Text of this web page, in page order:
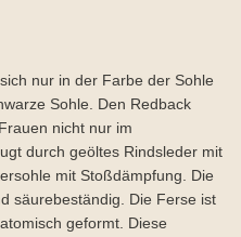
nur in der Farbe der Sohle
Sohle. Den Redback
nicht nur im
durch geöltes Rindsleder mit
mit Stoßdämpfung. Die
säurebeständig. Die Ferse ist
geformt. Diese